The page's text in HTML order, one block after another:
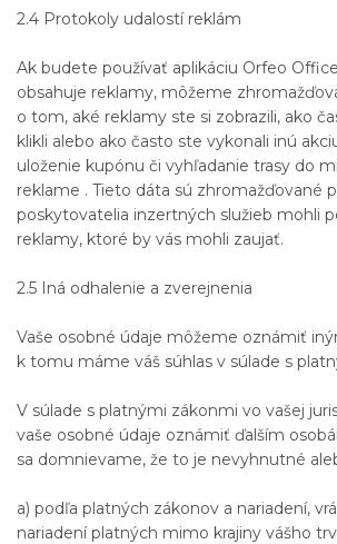
2.4 Protokoly udalostí reklám
Ak budete používať aplikáciu Orfeo
obsahuje reklamy, môžeme
o tom, aké reklamy ste si zobrazili, ako
klikli alebo ako často ste vykonali inú
uloženie kupónu či vyhľadanie trasy do
reklame . Tieto dáta sú zhromažďované
poskytovatelia inzertných služieb mohli
reklamy, ktoré by vás mohli zaujať.
2.5 Iná odhalenie a zverejnenia
Vaše osobné údaje môžeme oznámiť
k tomu máme váš súhlas v súlade s
V súlade s platnými zákonmi vo vašej
vaše osobné údaje oznámiť ďalším
sa domnievame, že to je nevyhnutné
a) podľa platných zákonov a nariadení,
nariadení platných mimo krajiny vášho